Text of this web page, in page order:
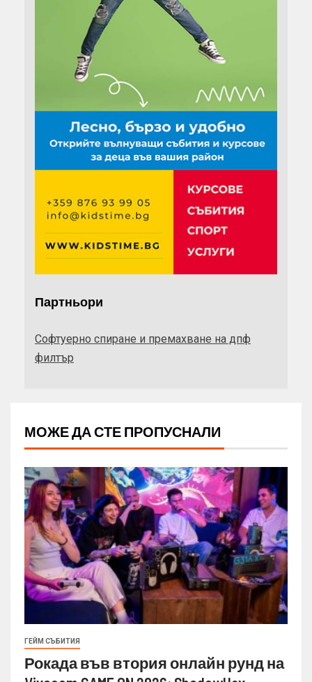
Партньори
Софтуерно спиране и премахване на дпф
филтър
МОЖЕ ДА СТЕ ПРОПУСНАЛИ
ГЕЙМ СЪБИТИЯ
Рокада във втория онлайн рунд на